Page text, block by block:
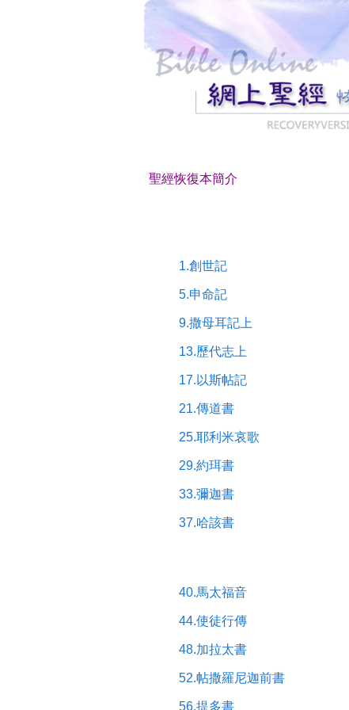
聖經恢復本簡介
1.創世記
5.申命記
9.撒母耳記上
13.歷代志上
17.以斯帖記
21.傳道書
25.耶利米哀歌
29.約珥書
33.彌迦書
37.哈該書
40.馬太福音
44.使徒行傳
48.加拉太書
52.帖撒羅尼迦前書
56.提多書